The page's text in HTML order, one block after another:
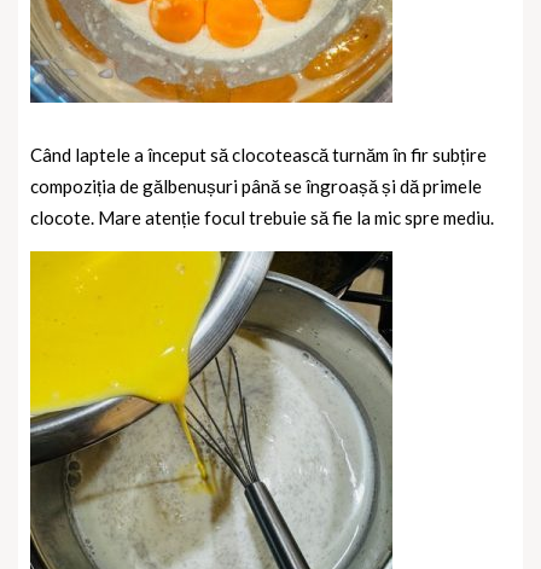
Când laptele a început să clocotească turnăm în fir subțire
compoziția de gălbenușuri până se îngroașă și dă primele
clocote. Mare atenție focul trebuie să fie la mic spre mediu.